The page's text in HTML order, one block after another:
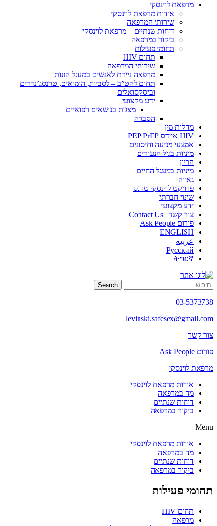
מרפאת לוינסקי
אודות מרפאת לוינסקי
שירותי המרפאה
דוחות שנתיים – מרפאת לוינסקי
ביקור במרפאה
תחומי פעילות
תחום HIV
שירותי המרפאה
מרפאה ניידת לאנשים במעגל הזנות
תחום להט”ב – לסביות, הומואים, טרנסג’נדרים
וביסקסואלים
ידע מקצועי
מצגות בנושאים רפואיים
הסברה
מחלות מין
HIV איידס PEP PrEP
אמצעי מניעה וחיסונים
מיניות בגיל הנעורים
הריון
מיניות במעגל החיים
גאווה
פרויקט לוינסקי טרנס
שינוי חברתי
ידע מקצועי
צור קשר | Contact Us
פורום Ask People
ENGLISH
عربيه
Русский
ትግርኛ
Search
03-5373738
levinski.safesex@gmail.com
צור קשר
פורום Ask People
מרפאת לוינסקי
אודות מרפאת לוינסקי
מה במרפאה
דוחות שנתיים
ביקור במרפאה
Menu
אודות מרפאת לוינסקי
מה במרפאה
דוחות שנתיים
ביקור במרפאה
תחומי פעילות
תחום HIV
מרפאה